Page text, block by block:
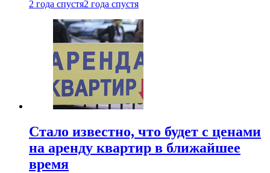
2 года спустя2 года спустя
Стало известно, что будет с ценами
на аренду квартир в ближайшее
время